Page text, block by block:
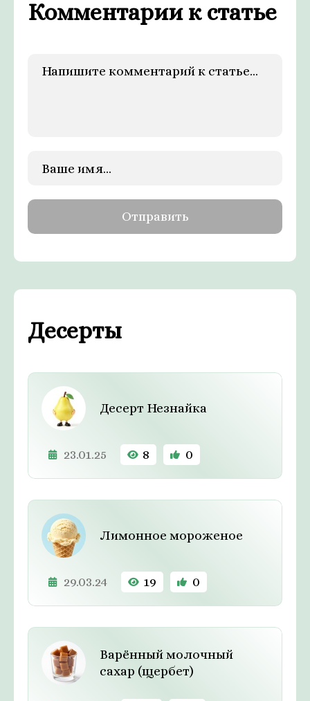
Комментарии к статье
Десерты
Десерт Незнайка
23.01.25 8 0
Лимонное мороженое
29.03.24 19 0
Варённый молочный
сахар (щербет)